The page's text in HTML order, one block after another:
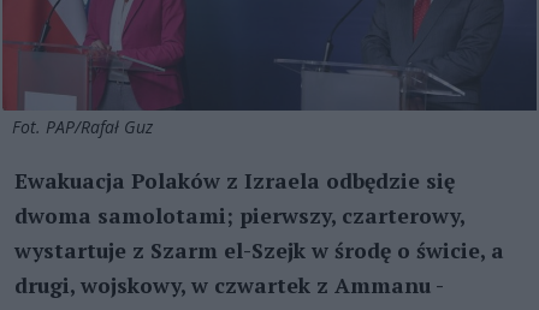
Fot. PAP/Rafał Guz
Ewakuacja Polaków z Izraela odbędzie się
dwoma samolotami; pierwszy, czarterowy,
wystartuje z Szarm el-Szejk w środę o świcie, a
drugi, wojskowy, w czwartek z Ammanu -